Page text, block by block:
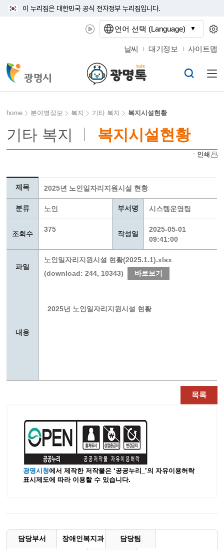
이 누리집은 대한민국 공식 전자정부 누리집입니다.
날씨 대기정보 사이트맵
home 분야별정보 복지 기타 복지 복지시설현황
기타 복지 복지시설현황
ㆍ인쇄
제목 2025년 노인일자리지원시설 현황
분류 노인 부서명 시스템운영팀
조회수
375
작성일
2025-05-01
09:41:00
파일
노인일자리지원시설 현황(2025.1.1).xlsx
(download: 244, 10343)
바로보기
내용
2025년 노인일자리지원시설 현황
목록
광명시청에서 제작한 저작물은 ‘공공누리_’의 자유이용허락
표시제도에 따라 이용할 수 있습니다.
담당부서 장애인복지과 담당팀
언어 선택 (Language)